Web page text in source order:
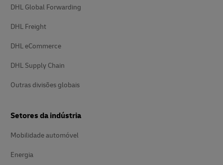
DHL Global Forwarding
DHL Freight
DHL eCommerce
DHL Supply Chain
Outras divisões globais
Setores da indústria
Mobilidade automóvel
Energia